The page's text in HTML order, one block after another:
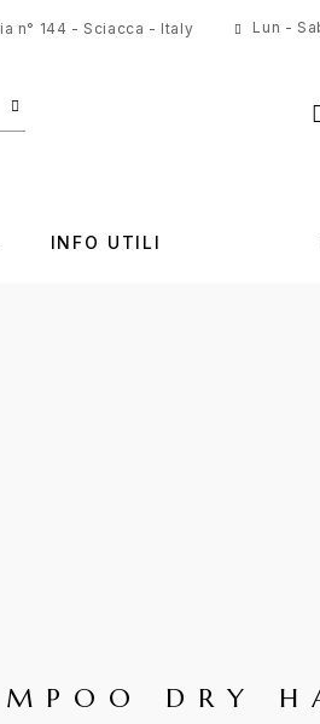
n° 144 - Sciacca - Italy Lun -
INFO UTILI
DRY